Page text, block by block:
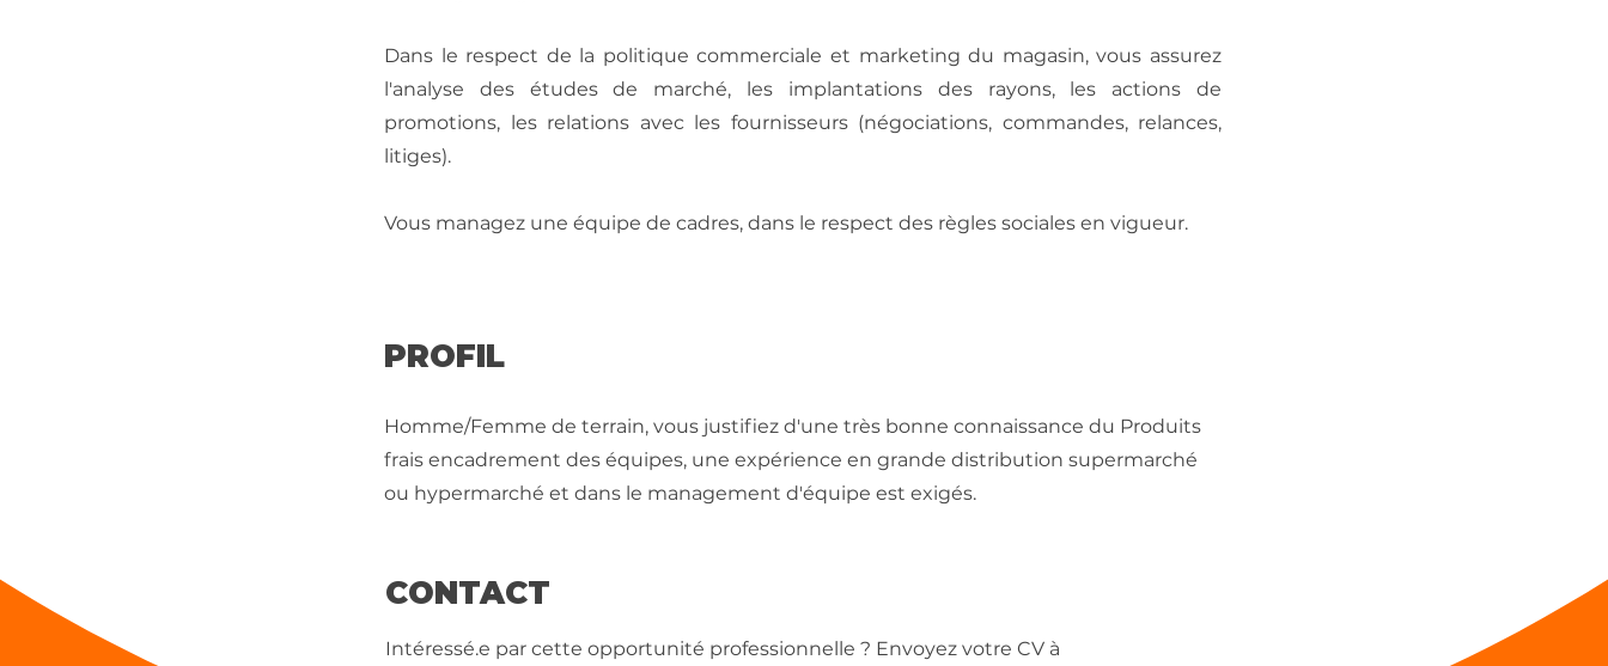
Dans le respect de la politique commerciale et marketing du magasin, vous assurez
l'analyse des études de marché, les implantations des rayons, les actions de
promotions, les relations avec les fournisseurs (négociations, commandes, relances,
litiges).
Vous managez une équipe de cadres, dans le respect des règles sociales en vigueur.
PROFIL
Homme/Femme de terrain, vous justifiez d'une très bonne connaissance du Produits
frais encadrement des équipes, une expérience en grande distribution supermarché
ou hypermarché et dans le management d'équipe est exigés.
CONTACT
Intéressé.e par cette opportunité professionnelle ? Envoyez votre CV à